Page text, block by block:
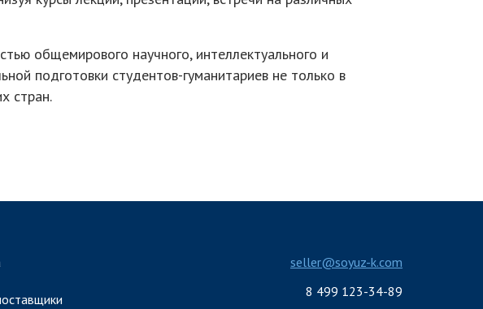
общемирового научного, интеллектуального и
подготовки студентов-гуманитариев не только в
стран.
seller@soyuz-k.com
8 499 123-34-89